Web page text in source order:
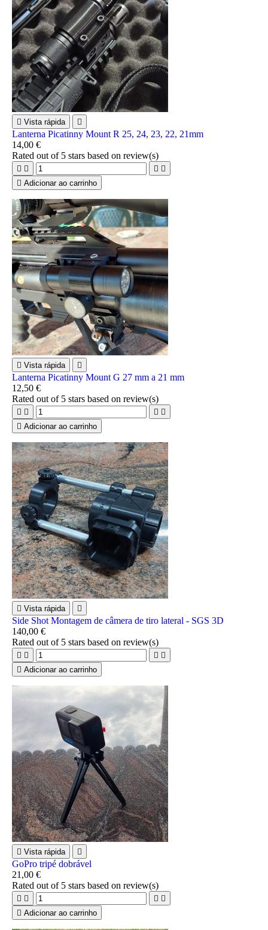
 Vista rápida 
Lanterna Picatinny Mount R 25, 24, 23, 22, 21mm
14,00 €
Rated out of 5 stars based on review(s)
   
 Adicionar ao carrinho
 Vista rápida 
Lanterna Picatinny Mount G 27 mm a 21 mm
12,50 €
Rated out of 5 stars based on review(s)
   
 Adicionar ao carrinho
 Vista rápida 
Side Shot Montagem de câmera de tiro lateral - SGS 3D
140,00 €
Rated out of 5 stars based on review(s)
   
 Adicionar ao carrinho
 Vista rápida 
GoPro tripé dobrável
21,00 €
Rated out of 5 stars based on review(s)
   
 Adicionar ao carrinho